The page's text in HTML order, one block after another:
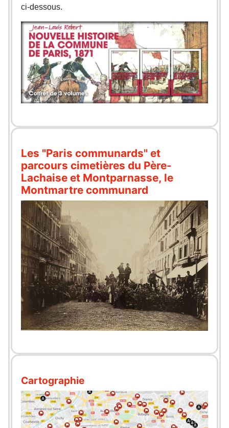
ci-dessous.
Les "Paris communards" et
parcours cimetières du Père-
Lachaise et Montparnasse, le
Montmartre communard
Cartographie